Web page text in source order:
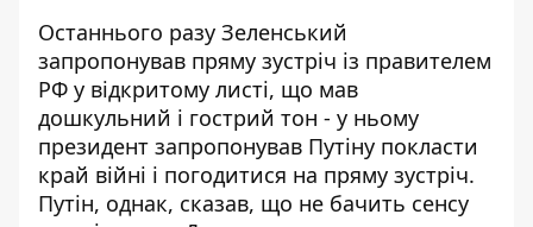
Останнього разу Зеленський
запропонував пряму зустріч із правителем
РФ у відкритому листі, що мав
дошкульний і гострий тон - у ньому
президент запропонував Путіну покласти
край війні і погодитися на пряму зустріч.
Путін, однак, сказав, що не бачить сенсу